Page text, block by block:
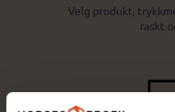
Velg produkt,
raskt